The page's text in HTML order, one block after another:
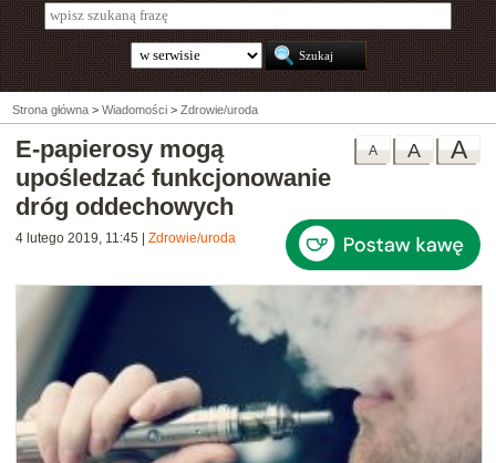
Strona główna > Wiadomości > Zdrowie/uroda
A
A
A
E-papierosy mogą
upośledzać funkcjonowanie
dróg oddechowych
4 lutego 2019, 11:45 Zdrowie/uroda